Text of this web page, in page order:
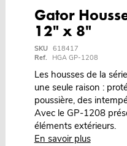
Gator
12" x 8"
SKU 618417
Ref.
HGA GP-1208
Les housses de la
une seule raison :
poussière, des
Avec le GP-1208
éléments extérieurs.
En savoir plus